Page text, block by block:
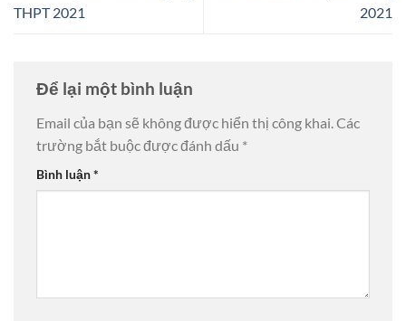
THPT 2021
2021
Để lại một bình luận
Email của bạn sẽ không được hiển thị công khai.Các
trường bắt buộc được đánh dấu *
Bình luận*